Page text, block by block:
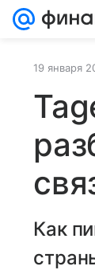
19 января
Как